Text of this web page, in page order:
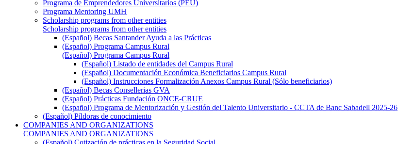
Programa de Emprendedores Universitarios (PEU)
Programa Mentoring UMH
Scholarship programs from other entities
Scholarship programs from other entities
(Español) Becas Santander Ayuda a las Prácticas
(Español) Programa Campus Rural
(Español) Programa Campus Rural
(Español) Listado de entidades del Campus Rural
(Español) Documentación Económica Beneficiarios Campus Rural
(Español) Instrucciones Formalización Anexos Campus Rural (Sólo beneficiarios)
(Español) Becas Consellerias GVA
(Español) Prácticas Fundación ONCE-CRUE
(Español) Programa de Mentorización y Gestión del Talento Universitario - CCTA de Banc Sabadell 2025-26
(Español) Píldoras de conocimiento
COMPANIES AND ORGANIZATIONS
COMPANIES AND ORGANIZATIONS
(Español) Cotización de prácticas en la Seguridad Social